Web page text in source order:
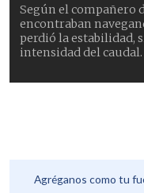
Según el compañero
encontraban
perdió la estabilidad,
intensidad del caudal.
Agréganos como tu